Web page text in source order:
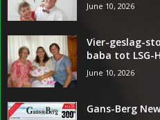
June 10, 2026
Vier-geslag-
baba tot LSG-
June 10, 2026
Gans-Berg